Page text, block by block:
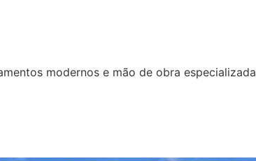
modernos e mão de obra especializada